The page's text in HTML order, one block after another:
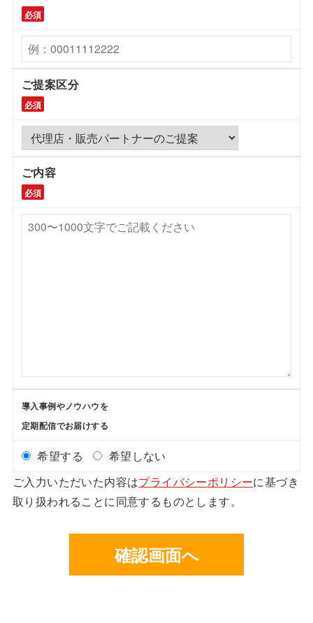
必須
ご提案区分
必須
ご内容
必須
導入事例やノウハウを
定期配信でお届けする
希望する
希望しない
ご入力いただいた内容はプライバシーポリシーに基づき
取り扱われることに同意するものとします。